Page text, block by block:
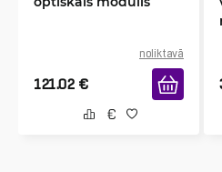
noliktavā
121.02 €